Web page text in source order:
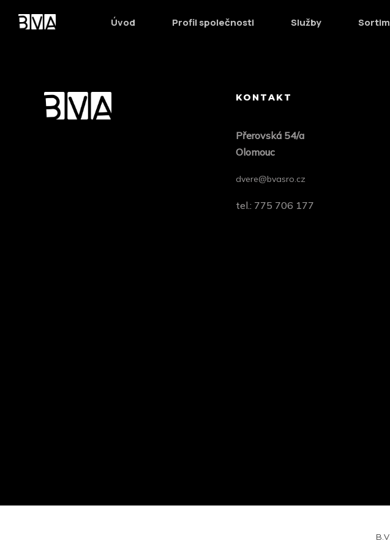
Úvod Profil společnosti Služby
orthogonal e-tailers via interactive
KONTAKT
Přerovská 54/a
Olomouc
dvere@bvasro.cz
tel.: 775 706 177